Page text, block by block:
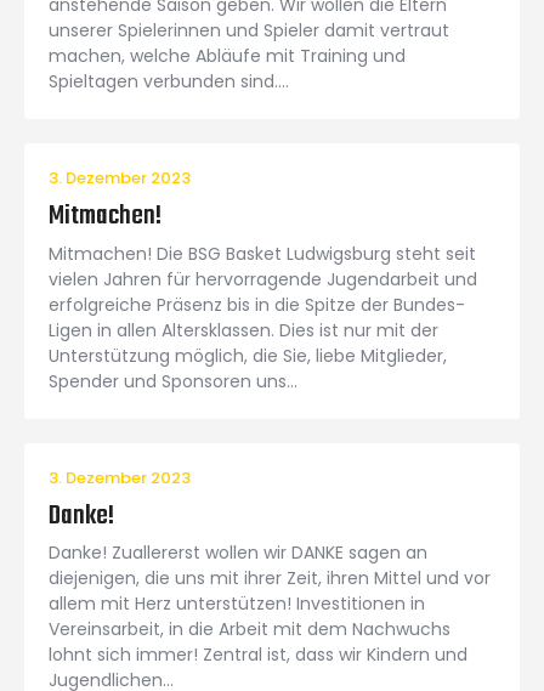
anstehende Saison geben. Wir wollen die Eltern
unserer Spielerinnen und Spieler damit vertraut
machen, welche Abläufe mit Training und
Spieltagen verbunden sind.…
3. Dezember 2023
Mitmachen!
Mitmachen! Die BSG Basket Ludwigsburg steht seit
vielen Jahren für hervorragende Jugendarbeit und
erfolgreiche Präsenz bis in die Spitze der Bundes-
Ligen in allen Altersklassen. Dies ist nur mit der
Unterstützung möglich, die Sie, liebe Mitglieder,
Spender und Sponsoren uns…
3. Dezember 2023
Danke!
Danke! Zuallererst wollen wir DANKE sagen an
diejenigen, die uns mit ihrer Zeit, ihren Mittel und vor
allem mit Herz unterstützen! Investitionen in
Vereinsarbeit, in die Arbeit mit dem Nachwuchs
lohnt sich immer! Zentral ist, dass wir Kindern und
Jugendlichen…